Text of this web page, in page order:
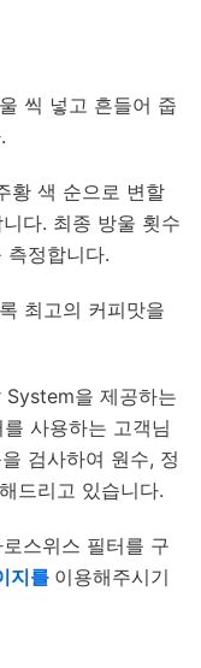
씩 넣고 흔들어 줍
색 순으로 변할
다. 최종 방울 횟수
정합니다.
최고의 커피맛을
을 제공하는
사용하는 고객님
검사하여 원수, 정
드리고 있습니다.
스위스 필터를 구
지를 이용해주시기